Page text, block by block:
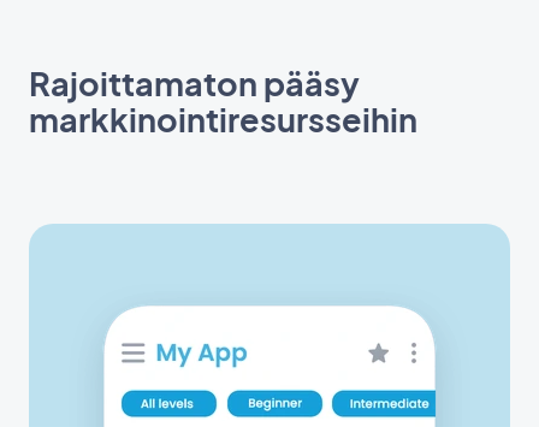
Rajoittamaton pääsy
markkinointiresursseihin